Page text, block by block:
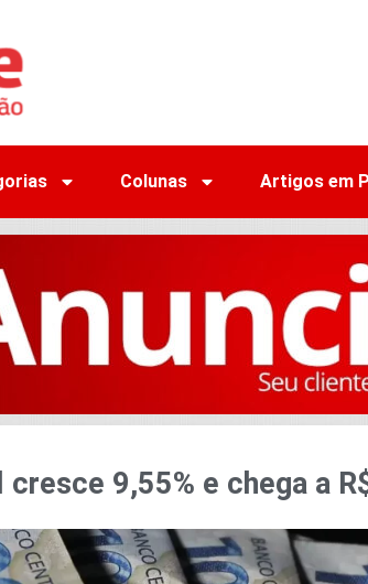
Colunas Artigos em
9,55% e chega a